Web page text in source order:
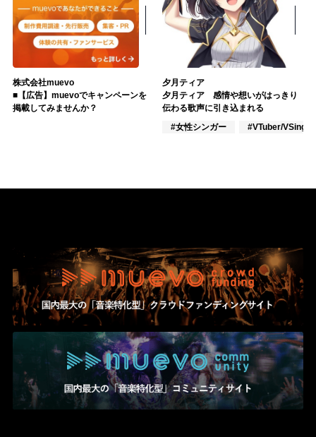
株式会社muevo
■【広告】muevoでキャンペーンを
掲載してみませんか？
夕月ティア
夕月ティア 感情や想いがはっきり
伝わる歌声に引き込まれる
#女性シンガー
#VTuber/VSinger